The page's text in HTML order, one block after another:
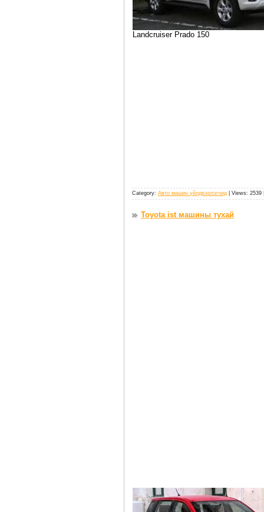
Landcruiser Prado 150
Category: Авто машин үйлдвэрлэгчид | Views:
Toyota ist машины тухай